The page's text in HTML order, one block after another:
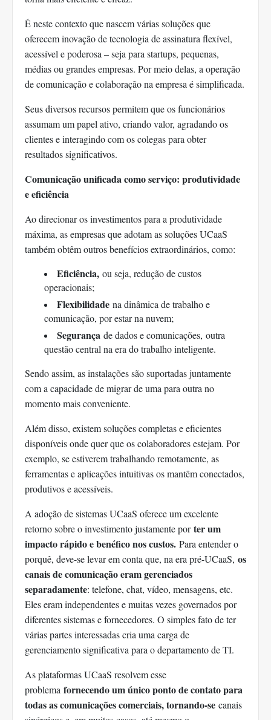
É neste contexto que nascem várias soluções que
oferecem inovação de tecnologia de assinatura flexível,
acessível e poderosa – seja para startups, pequenas,
médias ou grandes empresas. Por meio delas, a operação
de comunicação e colaboração na empresa é simplificada.
Seus diversos recursos permitem que os funcionários
assumam um papel ativo, criando valor, agradando os
clientes e interagindo com os colegas para obter
resultados significativos.
Comunicação unificada como serviço: produtividade
e eficiência
Ao direcionar os investimentos para a produtividade
máxima, as empresas que adotam as soluções UCaaS
também obtêm outros benefícios extraordinários, como:
Eficiência, ou seja, redução de custos
operacionais;
Flexibilidade na dinâmica de trabalho e
comunicação, por estar na nuvem;
Segurança de dados e comunicações, outra
questão central na era do trabalho inteligente.
Sendo assim, as instalações são suportadas juntamente
com a capacidade de migrar de uma para outra no
momento mais conveniente.
Além disso, existem soluções completas e eficientes
disponíveis onde quer que os colaboradores estejam. Por
exemplo, se estiverem trabalhando remotamente, as
ferramentas e aplicações intuitivas os mantêm conectados,
produtivos e acessíveis.
A adoção de sistemas UCaaS oferece um excelente
retorno sobre o investimento justamente porter um
impacto rápido e benéfico nos custos. Para entender o
porquê, deve-se levar em conta que, na era pré-UCaaS, os
canais de comunicação eram gerenciados
separadamente: telefone, chat, vídeo, mensagens, etc.
Eles eram independentes e muitas vezes governados por
diferentes sistemas e fornecedores. O simples fato de ter
várias partes interessadas cria uma carga de
gerenciamento significativa para o departamento de TI.
As plataformas UCaaS resolvem esse
problema fornecendo um único ponto de contato para
todas as comunicações comerciais, tornando-se canais